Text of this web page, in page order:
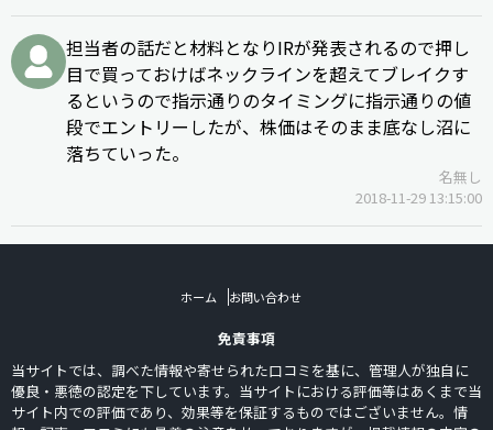
担当者の話だと材料となりIRが発表されるので押し
目で買っておけばネックラインを超えてブレイクす
るというので指示通りのタイミングに指示通りの値
段でエントリーしたが、株価はそのまま底なし沼に
落ちていった。
名無し
2018-11-29 13:15:00
ホーム お問い合わせ
免責事項
当サイトでは、調べた情報や寄せられた口コミを基に、管理人が独自に
優良・悪徳の認定を下しています。当サイトにおける評価等はあくまで当
サイト内での評価であり、効果等を保証するものではございません。情